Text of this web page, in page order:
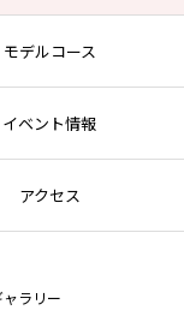
モデルコース
イベント情報
アクセス
ラリー